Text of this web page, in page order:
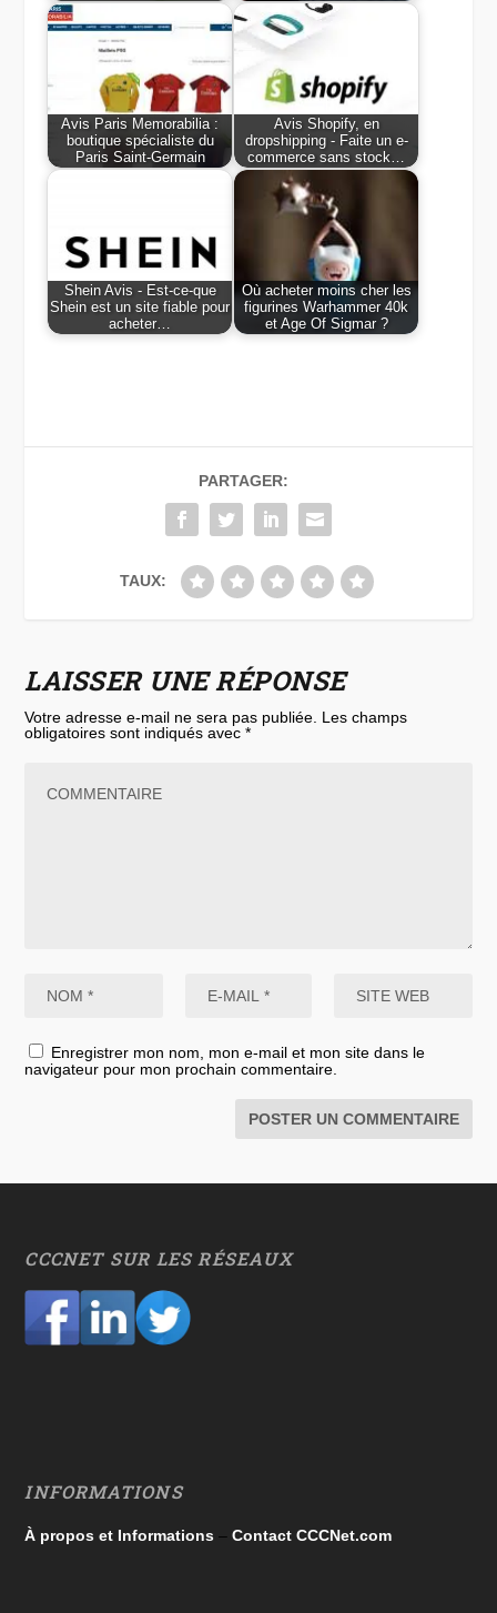
Avis Paris Memorabilia :
boutique spécialiste du
Paris Saint-Germain
Avis Shopify, en
dropshipping - Faite un e-
commerce sans stock…
Shein Avis - Est-ce-que
Shein est un site fiable pour
acheter…
Où acheter moins cher les
figurines Warhammer 40k
et Age Of Sigmar ?
PARTAGER:
TAUX:
LAISSER UNE RÉPONSE
Votre adresse e-mail ne sera pas publiée. Les champs
obligatoires sont indiqués avec*
Enregistrer mon nom, mon e-mail et mon site dans le
navigateur pour mon prochain commentaire.
CCCNET SUR LES RÉSEAUX
INFORMATIONS
À propos et Informations –Contact CCCNet.com